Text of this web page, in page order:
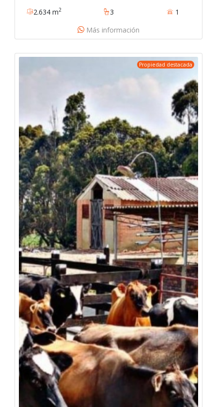
para damas y caballeros en planta, 127-2268
2.634 m2 3
1
Más información
Propiedad destacada